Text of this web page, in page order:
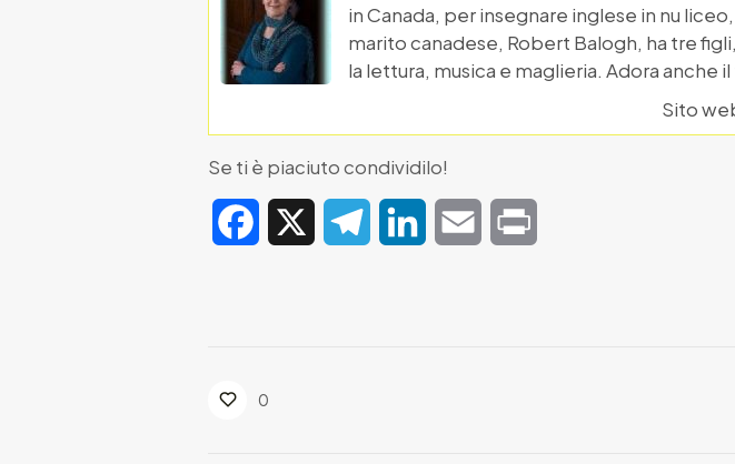
in Canada, per insegnare inglese in nu
marito canadese, Robert Balogh, ha tre
la lettura, musica e maglieria. Adora anche
Sito
Se ti è piaciuto condividilo!
Facebook TelegramLinkedIn Email
0